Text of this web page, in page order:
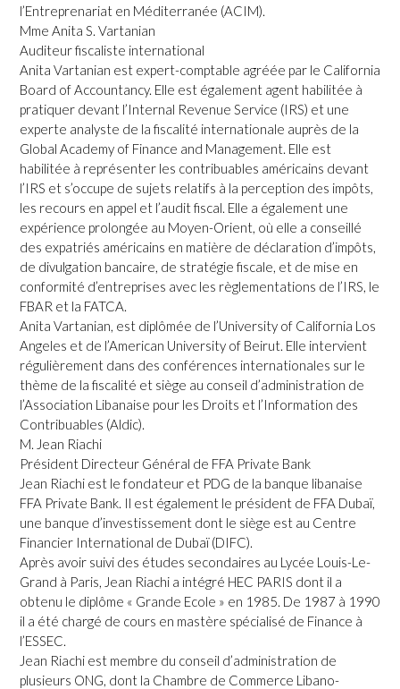
l’Entreprenariat en Méditerranée (ACIM).
Mme Anita S. Vartanian
Auditeur fiscaliste international
Anita Vartanian est expert-comptable agréée par le California
Board of Accountancy. Elle est également agent habilitée à
pratiquer devant l’Internal Revenue Service (IRS) et une
experte analyste de la fiscalité internationale auprès de la
Global Academy of Finance and Management. Elle est
habilitée à représenter les contribuables américains devant
l’IRS et s’occupe de sujets relatifs à la perception des impôts,
les recours en appel et l’audit fiscal. Elle a également une
expérience prolongée au Moyen-Orient, où elle a conseillé
des expatriés américains en matière de déclaration d’impôts,
de divulgation bancaire, de stratégie fiscale, et de mise en
conformité d’entreprises avec les règlementations de l’IRS, le
FBAR et la FATCA.
Anita Vartanian, est diplômée de l’University of California Los
Angeles et de l’American University of Beirut. Elle intervient
régulièrement dans des conférences internationales sur le
thème de la fiscalité et siège au conseil d’administration de
l’Association Libanaise pour les Droits et l’Information des
Contribuables (Aldic).
M. Jean Riachi
Président Directeur Général de FFA Private Bank
Jean Riachi est le fondateur et PDG de la banque libanaise
FFA Private Bank. Il est également le président de FFA Dubaï,
une banque d’investissement dont le siège est au Centre
Financier International de Dubaï (DIFC).
Après avoir suivi des études secondaires au Lycée Louis-Le-
Grand à Paris, Jean Riachi a intégré HEC PARIS dont il a
obtenu le diplôme « Grande Ecole » en 1985. De 1987 à 1990
il a été chargé de cours en mastère spécialisé de Finance à
l’ESSEC.
Jean Riachi est membre du conseil d’administration de
plusieurs ONG, dont la Chambre de Commerce Libano-